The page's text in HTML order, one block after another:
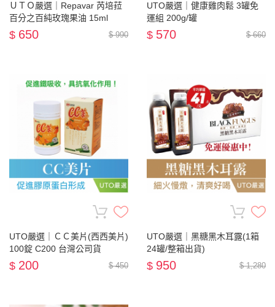
ＵＴＯ嚴選｜Repavar 芮培菈
百分之百純玫瑰果油 15ml
$ 990
$ 650
UTO嚴選｜健康雞肉鬆 3罐免
運組 200g/罐
$ 660
$ 570
UTO嚴選｜ＣＣ美片(西西美片)
100錠 C200 台灣公司貨
$ 450
$ 200
UTO嚴選｜黑糖黑木耳露(1箱
24罐/整箱出貨)
$ 1,280
$ 950